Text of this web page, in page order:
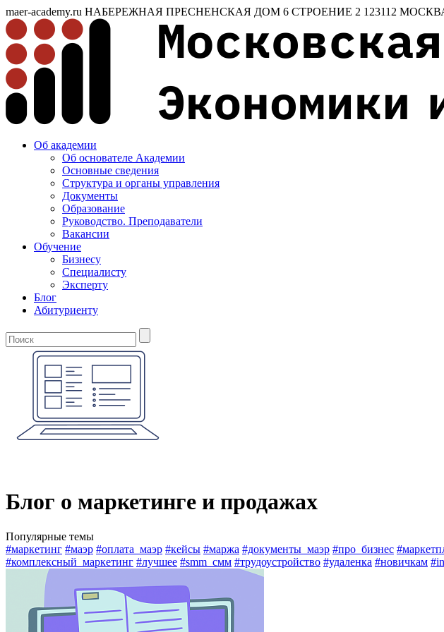
maer-academy.ru НАБЕРЕЖНАЯ ПРЕСНЕНСКАЯ ДОМ 6 СТРОЕНИЕ 2 123112
Об академии
Об основателе Академии
Основные сведения
Структура и органы управления
Документы
Образование
Руководство. Преподаватели
Вакансии
Обучение
Бизнесу
Специалисту
Эксперту
Блог
Абитуриенту
Блог о маркетинге и продажах
Популярные темы
#маркетинг #маэр #оплата_маэр #кейсы #маржа #документы_маэр #про_бизнес
#комплексный_маркетинг #лучшее #smm_смм #трудоустройство #удаленка #новичкам